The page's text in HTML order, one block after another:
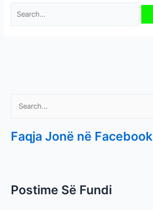
a
f
Faqja Jonë në Facebook
Postime Së Fundi